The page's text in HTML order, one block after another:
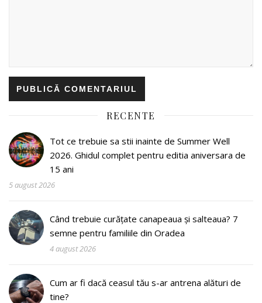
RECENTE
Tot ce trebuie sa stii inainte de Summer Well
2026. Ghidul complet pentru editia aniversara de
15 ani
5 august 2026
Când trebuie curățate canapeaua și salteaua? 7
semne pentru familiile din Oradea
4 august 2026
Cum ar fi dacă ceasul tău s-ar antrena alături de
tine?